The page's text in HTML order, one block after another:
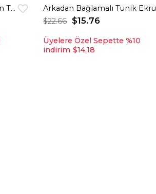
Yaprak Desen Baskılı Saten Tunik Bej Arkadan Bağlamalı Tunik Ekru
$15.76
$22.66
Üyelere Özel Sepette %10
indirim $14,18